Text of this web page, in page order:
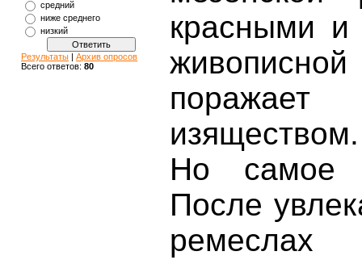
средний
ниже среднего
низкий
Результаты | Архив опросов
Всего ответов: 80
красными
Но самое
После